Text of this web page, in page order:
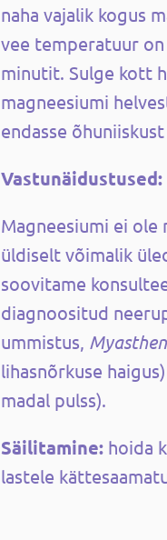
naha vajalik kogus
vee temperatuur
minutit. Sulge kott
magneesiumi
endasse
Vastunäidustused:
Magneesiumi ei ole
üldiselt võimalik
soovitame
diagnoositud
ummistus,
lihasnõrkuse
madal pulss).
Säilitamine: hoida
lastele